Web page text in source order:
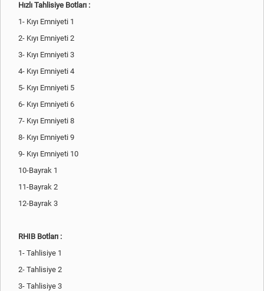
Hızlı Tahlisiye Botları :
1- Kıyı Emniyeti 1
2- Kıyı Emniyeti 2
3- Kıyı Emniyeti 3
4- Kıyı Emniyeti 4
5- Kıyı Emniyeti 5
6- Kıyı Emniyeti 6
7- Kıyı Emniyeti 8
8- Kıyı Emniyeti 9
9- Kıyı Emniyeti 10
10-Bayrak 1
11-Bayrak 2
12-Bayrak 3
RHIB Botları :
1- Tahlisiye 1
2- Tahlisiye 2
3- Tahlisiye 3